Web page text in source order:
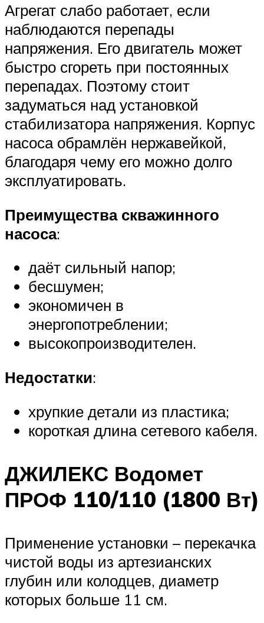
Агрегат слабо работает, если
наблюдаются перепады
напряжения. Его двигатель может
быстро сгореть при постоянных
перепадах. Поэтому стоит
задуматься над установкой
стабилизатора напряжения. Корпус
насоса обрамлён нержавейкой,
благодаря чему его можно долго
эксплуатировать.
Преимущества скважинного
насоса:
даёт сильный напор;
бесшумен;
экономичен в
энергопотреблении;
высокопроизводителен.
Недостатки:
хрупкие детали из пластика;
короткая длина сетевого кабеля.
ДЖИЛЕКС Водомет
ПРОФ 110/110 (1800 Вт)
Применение установки – перекачка
чистой воды из артезианских
глубин или колодцев, диаметр
которых больше 11 см.